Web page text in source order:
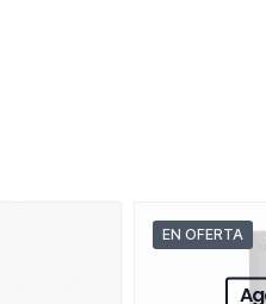
EN OFERTA